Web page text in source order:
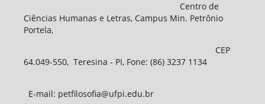
Centro de
Ciências Humanas e Letras, Campus Min. Petrônio
Portela,
CEP
64.049-550, Teresina - PI, Fone: (86) 3237 1134
E-mail: petfilosofia@ufpi.edu.br